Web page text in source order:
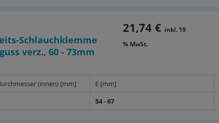
Schlauchklemme
verz., 60 - 73mm
21,74 € inkl. 19
% MwSt.
(innen) [mm] E [mm]
54 - 67